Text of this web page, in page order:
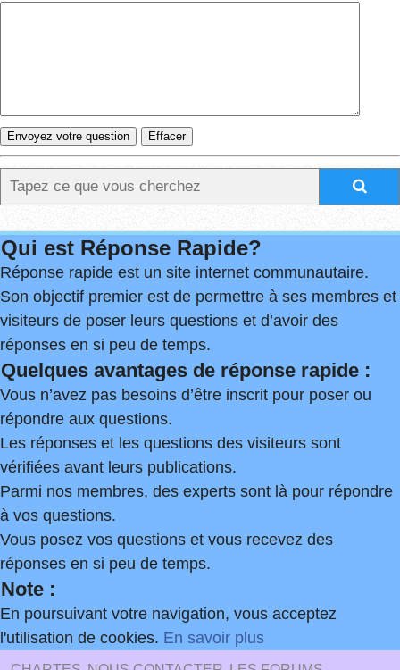
Qui est Réponse Rapide?
Réponse rapide est un site internet communautaire.
Son objectif premier est de permettre à ses membres et
visiteurs de poser leurs questions et d’avoir des
réponses en si peu de temps.
Quelques avantages de réponse rapide :
Vous n’avez pas besoins d’être inscrit pour poser ou
répondre aux questions.
Les réponses et les questions des visiteurs sont
vérifiées avant leurs publications.
Parmi nos membres, des experts sont là pour répondre
à vos questions.
Vous posez vos questions et vous recevez des
réponses en si peu de temps.
Note :
En poursuivant votre navigation, vous acceptez
l'utilisation de cookies. En savoir plus